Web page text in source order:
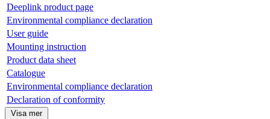
Deeplink product page
Environmental compliance declaration
User guide
Mounting instruction
Product data sheet
Catalogue
Environmental compliance declaration
Declaration of conformity
Visa mer